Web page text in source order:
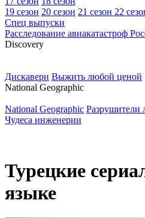
19 сезон 20 сезон 21 сезон 22
Спец выпуски
Расследование авиакатастроф
Discovery
Дискавери Выжить любой ценой
National Geographic
National Geographic Разрушители
Чудеса инженерии
Турецкие
языке